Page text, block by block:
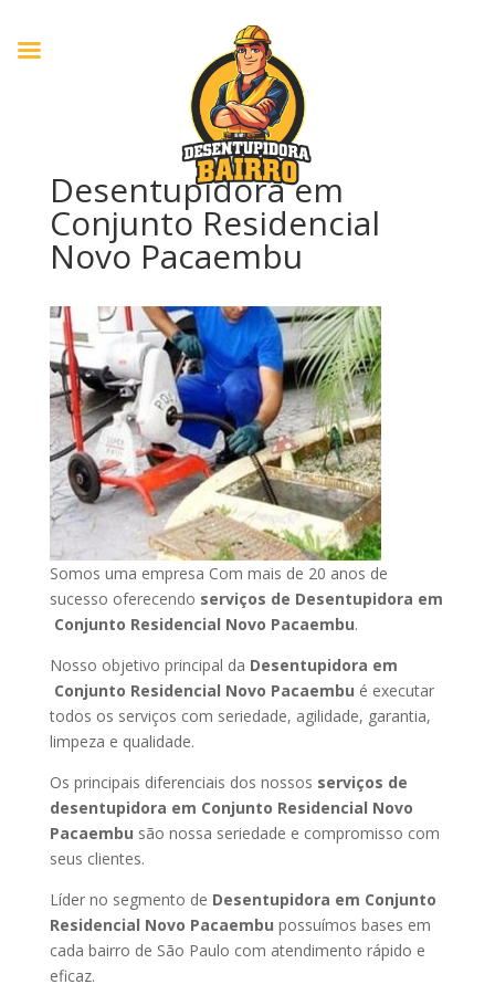
Desentupidora em
Conjunto Residencial
Novo Pacaembu
Somos uma empresa Com mais de 20 anos de
sucesso oferecendo serviços de Desentupidora em
Conjunto Residencial Novo Pacaembu.
Nosso objetivo principal da Desentupidora em
Conjunto Residencial Novo Pacaembu é executar
todos os serviços com seriedade, agilidade, garantia,
limpeza e qualidade.
Os principais diferenciais dos nossos serviços de
desentupidora em Conjunto Residencial Novo
Pacaembu são nossa seriedade e compromisso com
seus clientes.
Líder no segmento de Desentupidora em Conjunto
Residencial Novo Pacaembu possuímos bases em
cada bairro de São Paulo com atendimento rápido e
eficaz.